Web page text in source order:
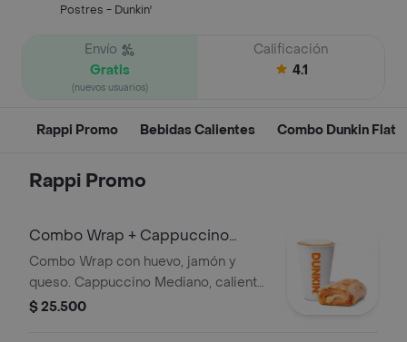
Postres - Dunkin'
Envío
Gratis
(nuevos usuarios)
Calificación
4.1
Rappi Promo Bebidas Calientes Combo Dunkin Flat
Rappi Promo
Combo Wrap + Cappuccino
Mediano
Combo Wrap con huevo, jamón y
queso. Cappuccino Mediano, caliente
o frío.
$ 25.500